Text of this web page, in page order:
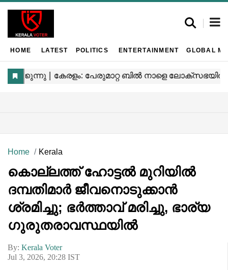
HOME LATEST POLITICS ENTERTAINMENT GLOBAL
Home Kerala
കൊല്ലത്ത് ഹോട്ടൽ മുറിയിൽ
ദമ്പതിമാർ ജീവനൊടുക്കാൻ
ശ്രമിച്ചു; ഭർത്താവ് മരിച്ചു, ഭാര്യ
ഗുരുതരാവസ്ഥയിൽ
By: Kerala Voter
Jul 3, 2026, 20:28 IST